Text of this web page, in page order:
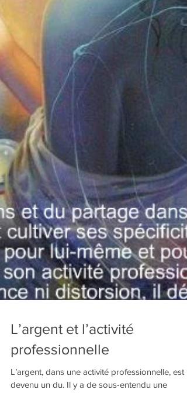
L’argent et l’activité
professionnelle